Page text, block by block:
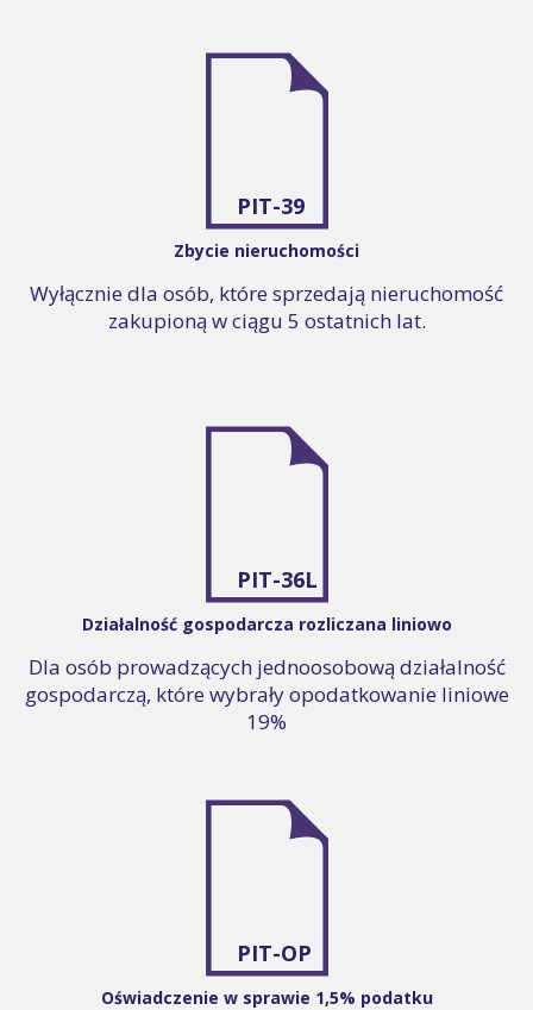
PIT-39
Zbycie nieruchomości
Wyłącznie dla osób, które sprzedają nieruchomość
zakupioną w ciągu 5 ostatnich lat.
PIT-36L
Działalność gospodarcza rozliczana liniowo
Dla osób prowadzących jednoosobową działalność
gospodarczą, które wybrały opodatkowanie liniowe
19%
PIT-OP
Oświadczenie w sprawie 1,5% podatku